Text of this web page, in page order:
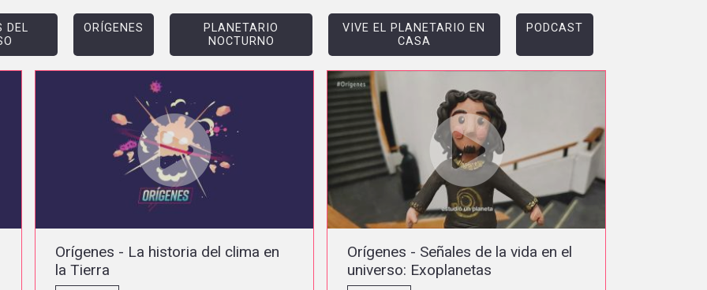
DEL
ORÍGENES
PLANETARIO
NOCTURNO
VIVE EL PLANETARIO EN
CASA
PODCAST
Orígenes - La historia del clima en
la Tierra
Orígenes - Señales de la vida en el
universo: Exoplanetas